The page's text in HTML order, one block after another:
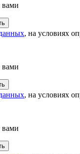
вами
, на условиях
вами
, на условиях
вами